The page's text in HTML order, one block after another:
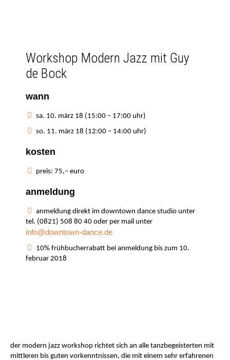
Workshop Modern Jazz mit Guy
de Bock
wann
sa. 10. märz 18 (15:00 – 17:00 uhr)
so. 11. märz 18 (12:00 – 14:00 uhr)
kosten
preis: 75,– euro
anmeldung
anmeldung direkt im downtown dance studio unter
tel. (0821) 508 80 40 oder per mail unter
info@downtown-dance.de
10% frühbucherrabatt bei anmeldung bis zum 10.
februar 2018
der modern jazz workshop richtet sich an alle tanzbegeisterten mit
mittleren bis guten vorkenntnissen, die mit einem sehr erfahrenen